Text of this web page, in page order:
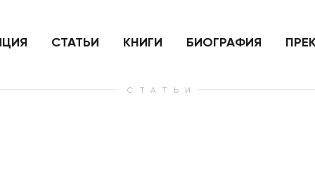
нанесенный по самим себе
СТАТЬИ КНИГИ БИОГРАФИЯ
СТАТЬИ